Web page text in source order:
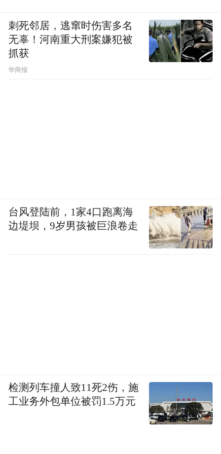
刺死邻居，逃窜时伤害多名
无辜！河南重大刑案嫌犯被
抓获
华商报
台风登陆前，1家4口跑离海
边堤坝，9岁男孩被巨浪卷走
检测列车撞人致11死2伤，施
工业务外包单位被罚1.5万元